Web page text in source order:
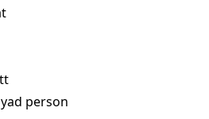
person